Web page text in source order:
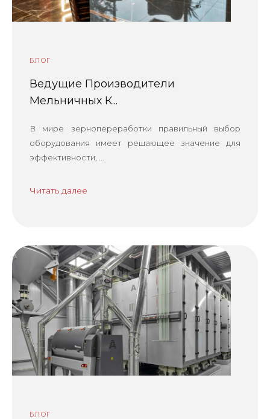
БЛОГ
Ведущие Производители
Мельничных К...
В мире зернопереработки правильный выбор
оборудования имеет решающее значение для
эффективности, ...
Читать далее
БЛОГ